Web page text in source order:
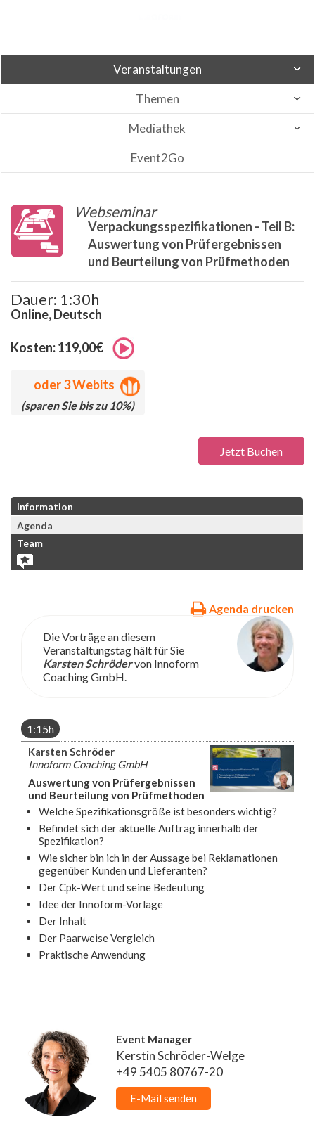
Veranstaltungen
Themen
Mediathek
Event2Go
Webseminar
Verpackungsspezifikationen - Teil B:
Auswertung von Prüfergebnissen
und Beurteilung von Prüfmethoden
Dauer: 1:30h
Online, Deutsch
Kosten: 119,00€
oder3 Webits
(sparen Sie bis zu 10%)
Jetzt Buchen
Information
Agenda
Team
Agenda drucken
Die Vorträge an diesem
Veranstaltungstag hält für Sie
Karsten Schrödervon Innoform
Coaching GmbH.
1:15h
Karsten Schröder
Innoform Coaching GmbH
Auswertung von Prüfergebnissen
und Beurteilung von Prüfmethoden
Welche Spezifikationsgröße ist besonders wichtig?
Befindet sich der aktuelle Auftrag innerhalb der
Spezifikation?
Wie sicher bin ich in der Aussage bei Reklamationen
gegenüber Kunden und Lieferanten?
Der Cpk-Wert und seine Bedeutung
Idee der Innoform-Vorlage
Der Inhalt
Der Paarweise Vergleich
Praktische Anwendung
Event Manager
Kerstin Schröder-Welge
+49 5405 80767-20
E-Mail senden